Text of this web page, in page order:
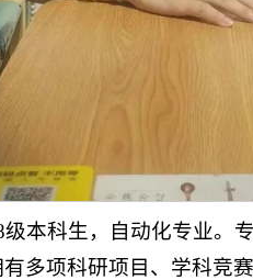
本科生，自动化专业。
多项科研项目、学科竞